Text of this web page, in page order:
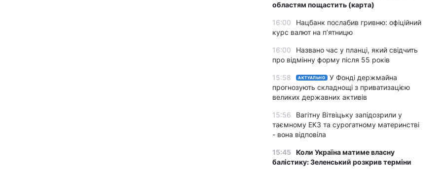
областям пощастить (карта)
16:00
Нацбанк послабив гривню: офіційний
курс валют на п’ятницю
16:00
Названо час у планці, який свідчить
про відмінну форму після 55 років
15:58 АКТУАЛЬНО
У Фонді держмайна
прогнозують складнощі з приватизацією
великих державних активів
15:56
Вагітну Вітвіцьку запідозрили у
таємному ЕКЗ та сурогатному материнстві
- вона відповіла
15:45 Коли Україна матиме власну
балістику: Зеленський розкрив терміни